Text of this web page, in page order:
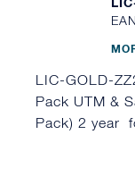
LIC-GOLD-
Pack UTM &
Pack) 2 year